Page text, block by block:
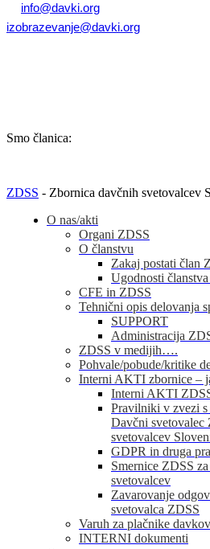
info@davki.org
izobrazevanje@davki.org
Smo članica:
ZDSS - Zbornica davčnih svetovalcev
O nas/akti
Organi ZDSS
O članstvu
Zakaj postati član
Ugodnosti
CFE in ZDSS
Tehnični opis delovanja
SUPPORT
Administracija
ZDSS v medijih….
Pohvale/pobude/kritike
Interni AKTI zbornice –
Interni AKTI
Pravilniki v zvezi
Davčni svetovalec
svetovalcev
GDPR in druga
Smernice ZDSS
svetovalcev
Zavarovanje
svetovalca ZDSS
Varuh za plačnike
INTERNI dokumenti